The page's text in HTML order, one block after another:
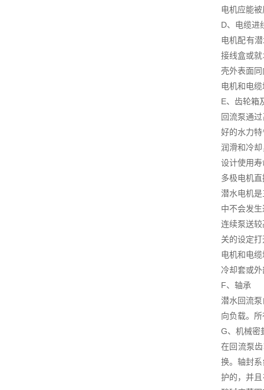
电机应能
D、电缆进
电机配有
接线盒或
壳外表面
电机和电
E、齿轮箱
回流泵通
好的水力
润滑和冷
设计使用
多极电机
潜水电机
中不会发
连续泵送
关的设定
电机和电
冷却套或
F、轴承
潜水回流
向负载。
G、机械密
在回流泵
换。轴封
护的，并